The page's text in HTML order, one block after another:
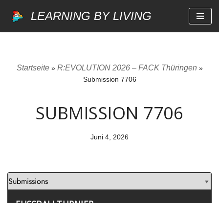
LEARNING BY LIVING
Startseite» R:EVOLUTION 2026 – FACK Thüringen »
Submission 7706
SUBMISSION 7706
Juni 4, 2026